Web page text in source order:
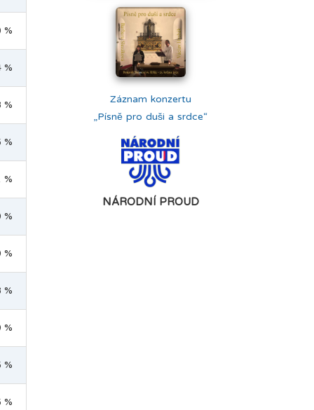
%
%
%
%
%
%
%
%
%
%
%
Záznam konzertu
„Písně pro duši a srdce“
NÁRODNÍ PROUD